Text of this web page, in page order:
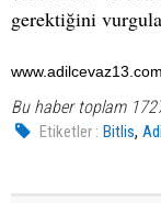
gerektiğini
www.adilcevaz13.com
Bu haber toplam
Etiketler : Bitlis,